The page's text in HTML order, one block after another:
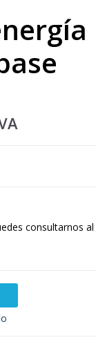
consultarnos al